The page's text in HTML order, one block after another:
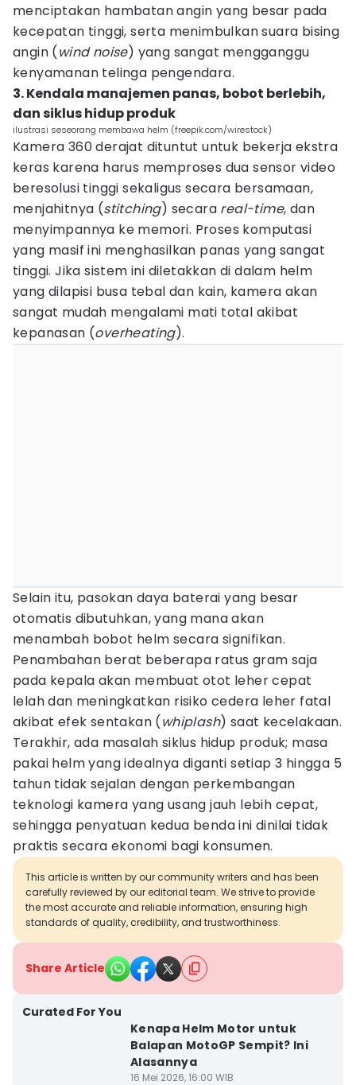
menciptakan hambatan angin yang besar pada
kecepatan tinggi, serta menimbulkan suara bising
angin (wind noise) yang sangat mengganggu
kenyamanan telinga pengendara.
3. Kendala manajemen panas, bobot berlebih,
dan siklus hidup produk
ilustrasi seseorang membawa helm (freepik.com/wirestock)
Kamera 360 derajat dituntut untuk bekerja ekstra
keras karena harus memproses dua sensor video
beresolusi tinggi sekaligus secara bersamaan,
menjahitnya (stitching) secara real-time, dan
menyimpannya ke memori. Proses komputasi
yang masif ini menghasilkan panas yang sangat
tinggi. Jika sistem ini diletakkan di dalam helm
yang dilapisi busa tebal dan kain, kamera akan
sangat mudah mengalami mati total akibat
kepanasan (overheating).
Selain itu, pasokan daya baterai yang besar
otomatis dibutuhkan, yang mana akan
menambah bobot helm secara signifikan.
Penambahan berat beberapa ratus gram saja
pada kepala akan membuat otot leher cepat
lelah dan meningkatkan risiko cedera leher fatal
akibat efek sentakan (whiplash) saat kecelakaan.
Terakhir, ada masalah siklus hidup produk; masa
pakai helm yang idealnya diganti setiap 3 hingga 5
tahun tidak sejalan dengan perkembangan
teknologi kamera yang usang jauh lebih cepat,
sehingga penyatuan kedua benda ini dinilai tidak
praktis secara ekonomi bagi konsumen.
This article is written by our community writers and has been
carefully reviewed by our editorial team. We strive to provide
the most accurate and reliable information, ensuring high
standards of quality, credibility, and trustworthiness.
Share Article
Curated For You
Kenapa Helm Motor untuk
Balapan MotoGP Sempit? Ini
Alasannya
16 Mei 2026, 16:00 WIB